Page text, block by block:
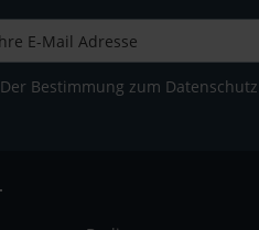
Der Bestimmung zum Datenschutz